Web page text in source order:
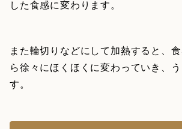
した食感に変わります。
また輪切りなどにして加熱すると、
ら徐々にほくほくに変わっていき、
す。